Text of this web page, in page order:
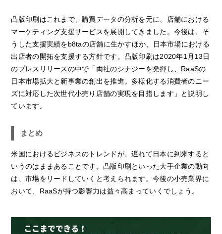
凸版印刷はこれまで、購買データの分析を元に、店舗における
マーケティング支援サービスを展開してきました。今後は、そ
うした支援実績をb8taの店舗に生かすほか、日本市場における
出店者の開拓を支援する方針です。凸版印刷は2020年1月13日
のプレスリリースの中で「両社のシナジーを発揮し、RaaSの
日本市場拡大と新事業の創出を推進。多様化する消費者のニー
ズに対応した次世代小売り店舗の実現を目指します」と説明し
ています。
まとめ
米国におけるビジネスのトレンドが、遅れて日本に到来すると
いうのはままあることです。凸版印刷といった大手企業の動向
は、市場をリードしていくと考えられます。今後の小売業界に
おいて、RaaSが持つ影響力は益々高まっていくでしょう。